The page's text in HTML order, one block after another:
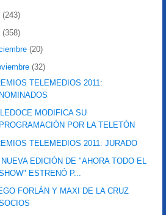
(243)
(358)
(20)
(32)
TELEMEDIOS 2011:
MODIFICA SU
POR LA TELETÓN
TELEMEDIOS 2011: JURADO
EDICIÓN DE "AHORA TODO EL
ESTRENÓ P...
FORLÁN Y MAXI DE LA CRUZ